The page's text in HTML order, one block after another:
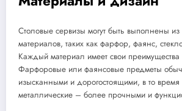
Столовые сервизы могут быть выполнены
материалов, таких как фарфор, фаянс,
Каждый материал имеет свои преимущества
Фарфоровые или фаянсовые предметы
изысканными и дорогостоящими, в то
металлические – более прочными и